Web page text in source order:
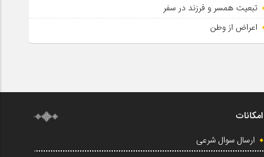
تبعیت همسر و فرزند در سفر
اعراض از وطن
امکانات
ارسال سوال شرعی